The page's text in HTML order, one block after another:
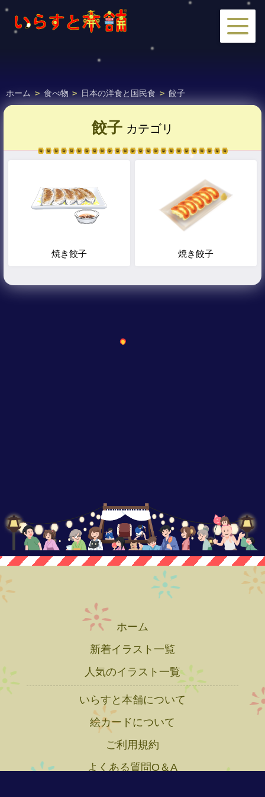
ホーム > 食べ物 > 日本の洋食と国民食 > 餃子
餃子 カテゴリ
焼き餃子 焼き餃子
ホーム
新着イラスト一覧
人気のイラスト一覧
いらすと本舗について
絵カードについて
ご利用規約
よくある質問Q＆A